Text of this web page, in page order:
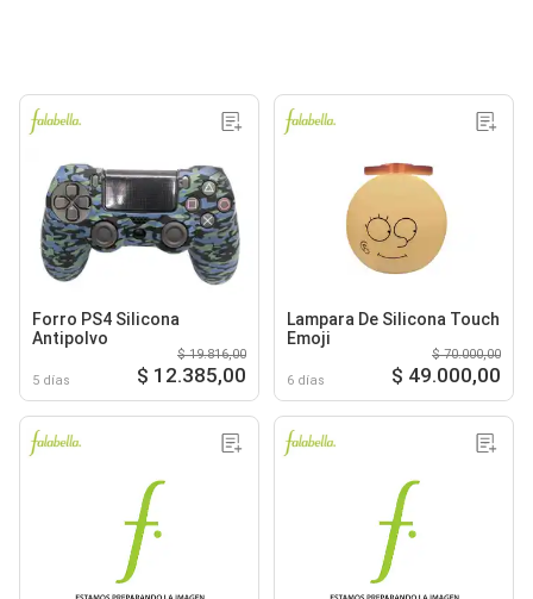
Forro PS4 Silicona
Antipolvo
5 días
$ 19.816,00
$ 12.385,00
Lampara De Silicona Touch
Emoji
6 días
$ 70.000,00
$ 49.000,00